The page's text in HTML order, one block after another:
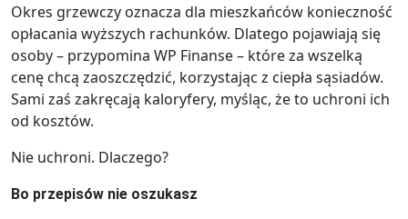
Okres grzewczy oznacza dla mieszkańców konieczność
opłacania wyższych rachunków. Dlatego pojawiają się
osoby – przypomina WP Finanse – które za wszelką
cenę chcą zaoszczędzić, korzystając z ciepła sąsiadów.
Sami zaś zakręcają kaloryfery, myśląc, że to uchroni ich
od kosztów.
Nie uchroni. Dlaczego?
Bo przepisów nie oszukasz